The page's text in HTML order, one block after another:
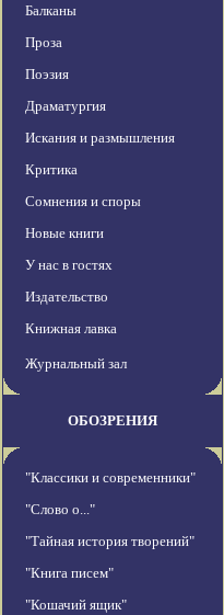
Балканы
Проза
Поэзия
Драматургия
Искания и размышления
Критика
Сомнения и споры
Новые книги
У нас в гостях
Издательство
Книжная лавка
Журнальный зал
ОБОЗРЕНИЯ
"Классики и современники"
"Слово о..."
"Тайная история творений"
"Книга писем"
"Кошачий ящик"